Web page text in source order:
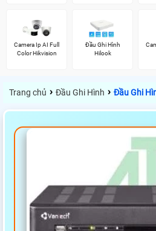
Camera Ip AI Full
Color Hikvision
Đầu Ghi Hình
Hilook
Trang chủ › Đầu Ghi Hình › Đầu Ghi